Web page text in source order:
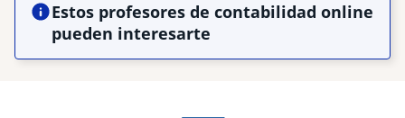
Estos profesores de contabilidad online
pueden interesarte